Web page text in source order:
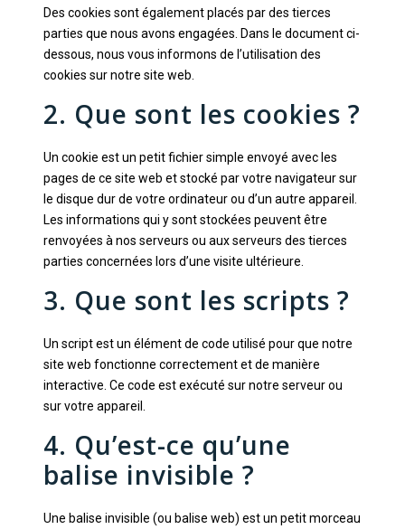
Des cookies sont également placés par des tierces
parties que nous avons engagées. Dans le document ci-
dessous, nous vous informons de l’utilisation des
cookies sur notre site web.
2. Que sont les cookies ?
Un cookie est un petit fichier simple envoyé avec les
pages de ce site web et stocké par votre navigateur sur
le disque dur de votre ordinateur ou d’un autre appareil.
Les informations qui y sont stockées peuvent être
renvoyées à nos serveurs ou aux serveurs des tierces
parties concernées lors d’une visite ultérieure.
3. Que sont les scripts ?
Un script est un élément de code utilisé pour que notre
site web fonctionne correctement et de manière
interactive. Ce code est exécuté sur notre serveur ou
sur votre appareil.
4. Qu’est-ce qu’une
balise invisible ?
Une balise invisible (ou balise web) est un petit morceau